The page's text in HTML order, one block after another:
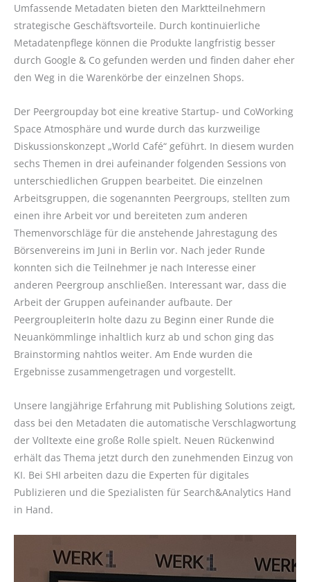
Umfassende Metadaten bieten den Marktteilnehmern
strategische Geschäftsvorteile. Durch kontinuierliche
Metadatenpflege können die Produkte langfristig besser
durch Google & Co gefunden werden und finden daher eher
den Weg in die Warenkörbe der einzelnen Shops.
Der Peergroupday bot eine kreative Startup- und CoWorking
Space Atmosphäre und wurde durch das kurzweilige
Diskussionskonzept „World Café“ geführt. In diesem wurden
sechs Themen in drei aufeinander folgenden Sessions von
unterschiedlichen Gruppen bearbeitet. Die einzelnen
Arbeitsgruppen, die sogenannten Peergroups, stellten zum
einen ihre Arbeit vor und bereiteten zum anderen
Themenvorschläge für die anstehende Jahrestagung des
Börsenvereins im Juni in Berlin vor. Nach jeder Runde
konnten sich die Teilnehmer je nach Interesse einer
anderen Peergroup anschließen. Interessant war, dass die
Arbeit der Gruppen aufeinander aufbaute. Der
PeergroupleiterIn holte dazu zu Beginn einer Runde die
Neuankömmlinge inhaltlich kurz ab und schon ging das
Brainstorming nahtlos weiter. Am Ende wurden die
Ergebnisse zusammengetragen und vorgestellt.
Unsere langjährige Erfahrung mit Publishing Solutions zeigt,
dass bei den Metadaten die automatische Verschlagwortung
der Volltexte eine große Rolle spielt. Neuen Rückenwind
erhält das Thema jetzt durch den zunehmenden Einzug von
KI. Bei SHI arbeiten dazu die Experten für digitales
Publizieren und die Spezialisten für Search&Analytics Hand
in Hand.